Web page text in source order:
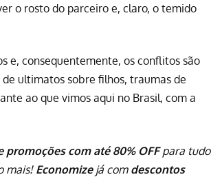
o rosto do parceiro e, claro, o temido
e, consequentemente, os conflitos são
ultimatos sobre filhos, traumas de
ao que vimos aqui no Brasil, com a
promoções com até 80% OFFpara tudo
mais!Economizejá com descontos